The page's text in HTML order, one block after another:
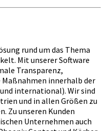
rund um das Thema
Mit unserer Software
Transparenz,
innerhalb der
international). Wir sind
und in allen Größen zu
Zu unseren Kunden
Unternehmen auch